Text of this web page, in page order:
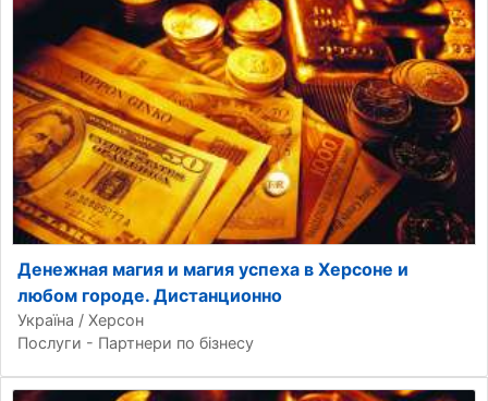
Денежная магия и магия успеха в Херсоне и
любом городе. Дистанционно
Україна / Херсон
Послуги - Партнери по бізнесу